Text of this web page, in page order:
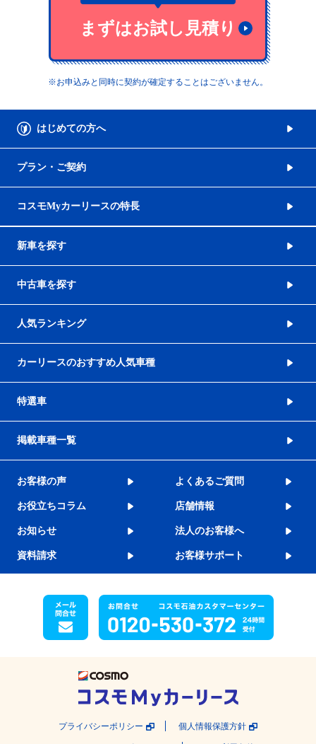
まずはお試し見積り
※お申込みと同時に契約が確定することはございません。
はじめての方へ
プラン・ご契約
コスモMyカーリースの特長
新車を探す
中古車を探す
人気ランキング
カーリースのおすすめ人気車種
特選車
掲載車種一覧
お客様の声 よくあるご質問
お役立ちコラム 店舗情報
お知らせ 法人のお客様へ
資料請求 お客様サポート
プライバシーポリシー 個人情報保護方針